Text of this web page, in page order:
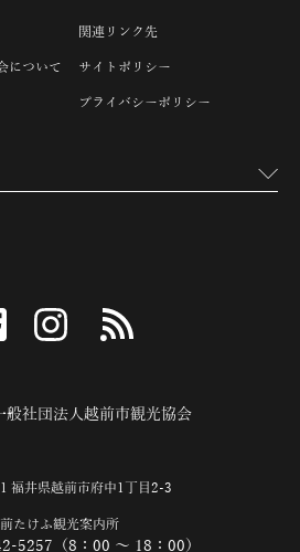
について
関連リンク先
サイトポリシー
プライバシーポリシー
facebook instagram
般社団法人越前市観光協会
福井県越前市府中1丁目2-3
たけふ観光案内所
5257（8：00 ～ 18：00）